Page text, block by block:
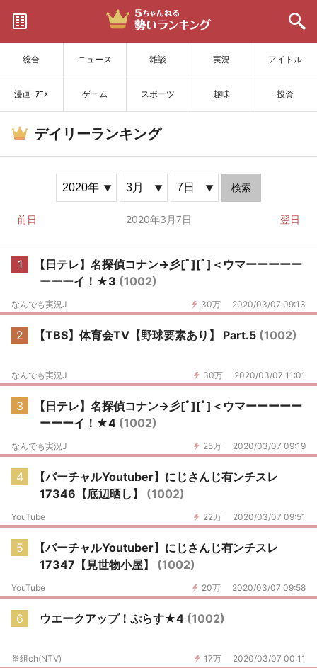
総合 ニュース 雑談 実況 アイドル
漫画･ｱﾆﾒ ゲーム スポーツ 趣味 投資
サイトを更新
デイリーランキング
検索
前日 2020年3月7日 翌日
1
【日テレ】名探偵コナン→彡[ﾟ][ﾟ]＜ウマーーーーー
ーーーイ！★3 (1002)
30万 2020/03/07 09:13
なんでも実況J
2 【TBS】体育会TV【野球要素あり】 Part.5 (1002)
30万 2020/03/07 11:01
なんでも実況J
3
【日テレ】名探偵コナン→彡[ﾟ][ﾟ]＜ウマーーーーー
ーーーイ！★4 (1002)
25万 2020/03/07 09:19
なんでも実況J
4
【バーチャルYoutuber】にじさんじ有ンチスレ
17346【底辺晒し】 (1002)
22万 2020/03/07 09:51
YouTube
5
【バーチャルYoutuber】にじさんじ有ンチスレ
17347【見世物小屋】 (1002)
20万 2020/03/07 09:58
YouTube
6 ウエークアップ！ぷらす★4 (1002)
17万 2020/03/07 00:11
番組ch(NTV)